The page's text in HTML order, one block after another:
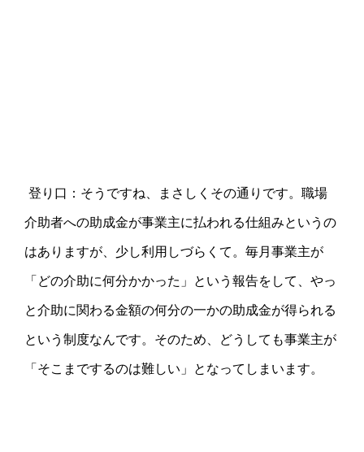
登り口：そうですね、まさしくその通りです。職場
介助者への助成金が事業主に払われる仕組みというの
はありますが、少し利用しづらくて。毎月事業主が
「どの介助に何分かかった」という報告をして、やっ
と介助に関わる金額の何分の一かの助成金が得られる
という制度なんです。そのため、どうしても事業主が
「そこまでするのは難しい」となってしまいます。